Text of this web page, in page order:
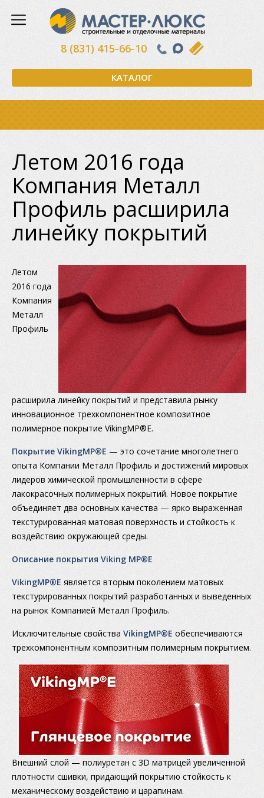
КАТАЛОГ
8 (831) 415-66-10
Летом 2016 года
Компания Металл
Профиль расширила
линейку покрытий
Летом
2016 года
Компания
Металл
Профиль
расширила линейку покрытий и представила рынку
инновационное трехкомпонентное композитное
полимерное покрытие VikingMP®E.
Покрытие VikingMP®E — это сочетание многолетнего
опыта Компании Металл Профиль и достижений мировых
лидеров химической промышленности в сфере
лакокрасочных полимерных покрытий. Новое покрытие
объединяет два основных качества — ярко выраженная
текстурированная матовая поверхность и стойкость к
воздействию окружающей среды.
Описание покрытия Viking MP®E
VikingMP®E является вторым поколением матовых
текстурированных покрытий разработанных и выведенных
на рынок Компанией Металл Профиль.
Исключительные свойства VikingMP®E обеспечиваются
трехкомпонентным композитным полимерным покрытием.
Внешний слой — полиуретан с 3D матрицей увеличенной
плотности сшивки, придающий покрытию стойкость к
механическому воздействию и царапинам.